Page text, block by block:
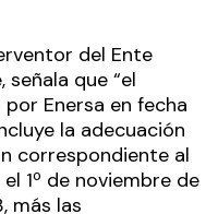
del Ente
señala que “el
Enersa en fecha
la adecuación
correspondiente al
1º de noviembre de
más las